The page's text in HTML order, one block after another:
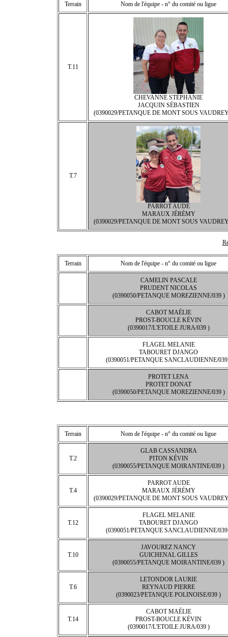
Terrain Nom de l'équipe - n° du comité ou ligue
T.11
CHEVANNE STÉPHANIE
JACQUIN SÉBASTIEN
(0390029/PETANQUE DE MONT SOUS
T.7
PARROT AUDE
MARAUX JÉRÉMY
(0390029/PETANQUE DE MONT SOUS
Terrain Nom de l'équipe - n° du comité ou ligue
CAMELIN PASCALE
PRUDENT NICOLAS
(0390050/PETANQUE MOREZIENNE/039 )
CABOT MAÉLIE
PROST-BOUCLE KÉVIN
(0390017/L'ETOILE JURA/039 )
FLAGEL MELANIE
TABOURET DJANGO
(0390051/PETANQUE SANCLAUDIENNE/
PROTET LENA
PROTET DONAT
(0390050/PETANQUE MOREZIENNE/039 )
Terrain Nom de l'équipe - n° du comité ou ligue
T.2
GLAB CASSANDRA
PITON KÉVIN
(0390055/PETANQUE MOIRANTINE/039 )
T.4
PARROT AUDE
MARAUX JÉRÉMY
(0390029/PETANQUE DE MONT SOUS
T.12
FLAGEL MELANIE
TABOURET DJANGO
(0390051/PETANQUE SANCLAUDIENNE/
T.10
JAVOUREZ NANCY
GUICHENAL GILLES
(0390055/PETANQUE MOIRANTINE/039 )
T.6
LETONDOR LAURIE
REYNAUD PIERRE
(0390023/PETANQUE POLINOISE/039 )
T.14
CABOT MAÉLIE
PROST-BOUCLE KÉVIN
(0390017/L'ETOILE JURA/039 )